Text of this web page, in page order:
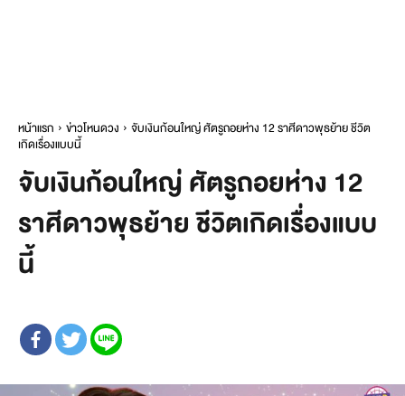
หน้าแรก ข่าวโหนดวง
จับเงินก้อนใหญ่ ศัตรูถอยห่าง 12 ราศีดาวพุธย้าย ชีวิต
เกิดเรื่องแบบนี้
จับเงินก้อนใหญ่ ศัตรูถอยห่าง 12
ราศีดาวพุธย้าย ชีวิตเกิดเรื่องแบบ
นี้